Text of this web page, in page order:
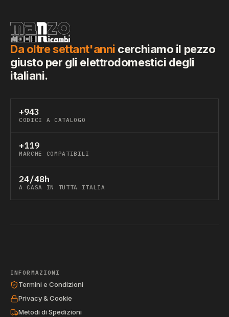
Da oltre settant'anni cerchiamo il pezzo
giusto per gli elettrodomestici degli
italiani.
+943
CODICI A CATALOGO
+119
MARCHE COMPATIBILI
24/48h
A CASA IN TUTTA ITALIA
INFORMAZIONI
Termini e Condizioni
Privacy & Cookie
Metodi di Spedizioni